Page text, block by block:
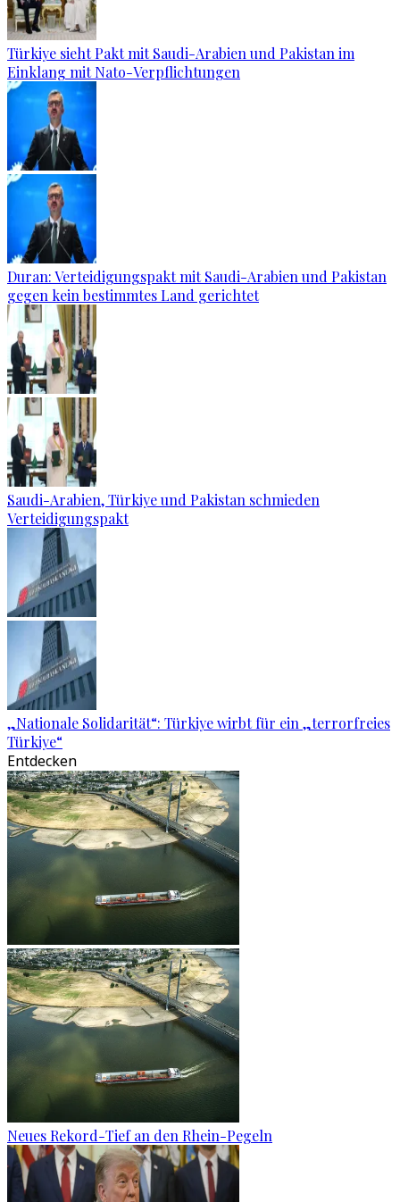
Türkiye sieht Pakt mit Saudi-Arabien und Pakistan im
Einklang mit Nato-Verpflichtungen
Duran: Verteidigungspakt mit Saudi-Arabien und Pakistan
gegen kein bestimmtes Land gerichtet
Saudi-Arabien, Türkiye und Pakistan schmieden
Verteidigungspakt
„Nationale Solidarität“: Türkiye wirbt für ein „terrorfreies
Türkiye“
Entdecken
Neues Rekord-Tief an den Rhein-Pegeln